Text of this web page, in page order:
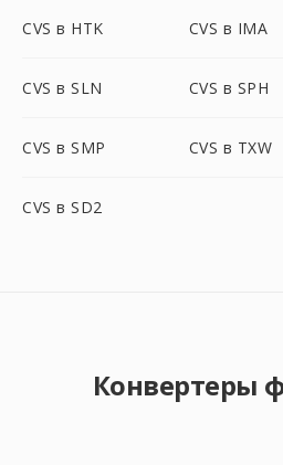
CVS в HTK CVS в IMA
CVS в SLN CVS в SPH
CVS в SMP CVS в TXW
CVS в SD2
Конвертеры